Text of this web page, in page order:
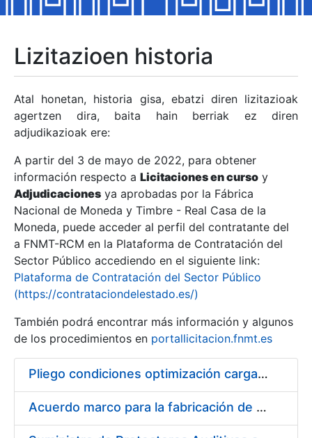
Erakutsi/Ezkutatu
Erakutsi/Ezkutatu
Erakutsi/Ezkutatu
Erakutsi/Ezkutatu
Erakutsi/Ezkutatu
Erakutsi/Ezkutatu
Lizitazioen historia
Atal honetan, historia gisa, ebatzi diren lizitazioak
agertzen dira, baita hain berriak ez diren
adjudikazioak ere:
A partir del 3 de mayo de 2022, para obtener
información respecto a Licitaciones en curso y
Adjudicaciones ya aprobadas por la Fábrica
Nacional de Moneda y Timbre - Real Casa de la
Moneda, puede acceder al perfil del contratante del
a FNMT-RCM en la Plataforma de Contratación del
Sector Público accediendo en el siguiente link:
Plataforma de Contratación del Sector Público
(https://contrataciondelestado.es/)
También podrá encontrar más información y algunos
de los procedimientos en portallicitacion.fnmt.es
Pliego condiciones optimización cargas compras firmado
Acuerdo marco para la fabricación de piezas